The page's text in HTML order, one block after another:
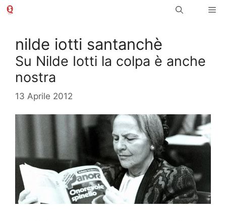
Vai
nilde iotti santanchè
Su Nilde Iotti la colpa è anche
nostra
13 Aprile 2012